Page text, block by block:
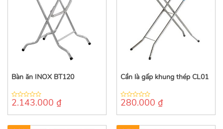
Bàn ăn INOX BT120
0
of
2.143.000 ₫
Cần là gấp khung thép CL01
0
of
280.000 ₫